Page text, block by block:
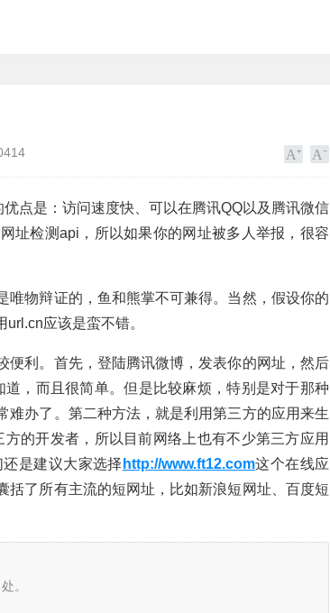
点是：访问速度快、可以在腾讯QQ以及腾讯微信
址检测api，所以如果你的网址被多人举报，很容
唯物辩证的，鱼和熊掌不可兼得。当然，假设你的
应该是蛮不错。
利。首先，登陆腾讯微博，发表你的网址，然后
，而且很简单。但是比较麻烦，特别是对于那种
办了。第二种方法，就是利用第三方的应用来生
的开发者，所以目前网络上也有不少第三方应用
还是建议大家选择 http://www.ft12.com这个在线应
括了所有主流的短网址，比如新浪短网址、百度短
。